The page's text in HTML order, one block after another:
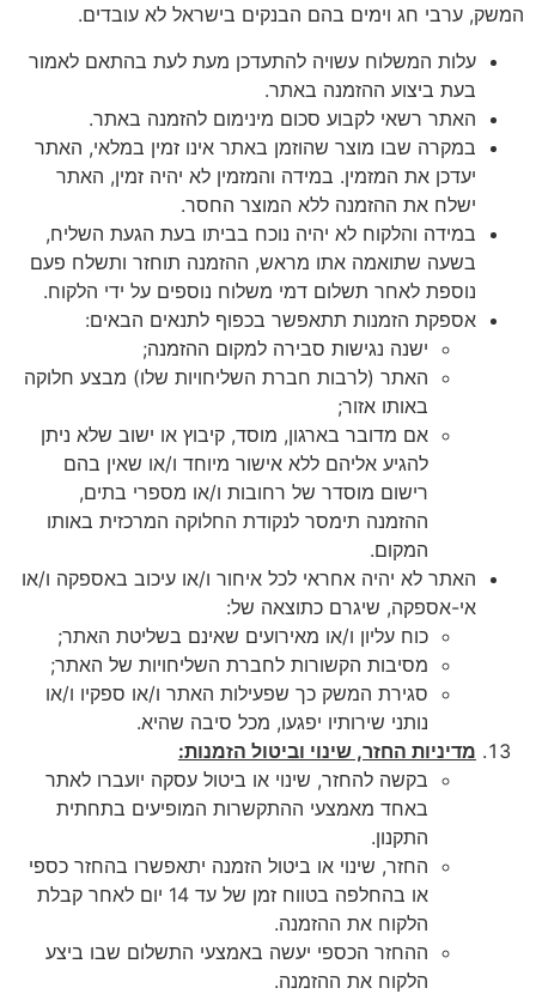
המשק, ערבי חג וימים בהם הבנקים בישראל לא עובדים.
עלות המשלוח עשויה להתעדכן מעת לעת בהתאם לאמור
בעת ביצוע ההזמנה באתר.
האתר רשאי לקבוע סכום מינימום להזמנה באתר.
במקרה שבו מוצר שהוזמן באתר אינו זמין במלאי, האתר
יעדכן את המזמין. במידה והמזמין לא יהיה זמין, האתר
ישלח את ההזמנה ללא המוצר החסר.
במידה והלקוח לא יהיה נוכח בביתו בעת הגעת השליח,
בשעה שתואמה אתו מראש, ההזמנה תוחזר ותשלח פעם
נוספת לאחר תשלום דמי משלוח נוספים על ידי הלקוח.
אספקת הזמנות תתאפשר בכפוף לתנאים הבאים:
ישנה נגישות סבירה למקום ההזמנה;
האתר (לרבות חברת השליחויות שלו) מבצע חלוקה
באותו אזור;
אם מדובר בארגון, מוסד, קיבוץ או ישוב שלא ניתן
להגיע אליהם ללא אישור מיוחד ו/או שאין בהם
רישום מוסדר של רחובות ו/או מספרי בתים,
ההזמנה תימסר לנקודת החלוקה המרכזית באותו
המקום.
האתר לא יהיה אחראי לכל איחור ו/או עיכוב באספקה ו/או
אי-אספקה, שיגרם כתוצאה של:
כוח עליון ו/או מאירועים שאינם בשליטת האתר;
מסיבות הקשורות לחברת השליחויות של האתר;
סגירת המשק כך שפעילות האתר ו/או ספקיו ו/או
נותני שירותיו יפגעו, מכל סיבה שהיא.
מדיניות החזר, שינוי וביטול הזמנות:
בקשה להחזר, שינוי או ביטול עסקה יועברו לאתר
באחד מאמצעי ההתקשרות המופיעים בתחתית
התקנון.
החזר, שינוי או ביטול הזמנה יתאפשרו בהחזר כספי
או בהחלפה בטווח זמן של עד 14 יום לאחר קבלת
הלקוח את ההזמנה.
ההחזר הכספי יעשה באמצעי התשלום שבו ביצע
הלקוח את ההזמנה.